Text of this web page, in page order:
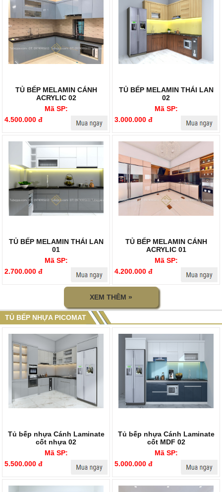
TỦ BẾP MELAMIN CÁNH
ACRYLIC 02
Mã SP:
4.500.000 đ
TỦ BẾP MELAMIN THÁI LAN
02
Mã SP:
3.000.000 đ
TỦ BẾP MELAMIN THÁI LAN
01
Mã SP:
2.700.000 đ
TỦ BẾP MELAMIN CÁNH
ACRYLIC 01
Mã SP:
4.200.000 đ
XEM THÊM »
TỦ BẾP NHỰA PICOMAT
Tủ bếp nhựa Cánh Laminate
cốt nhựa 02
Mã SP:
5.500.000 đ
Tủ bếp nhựa Cánh Laminate
cốt MDF 02
Mã SP:
5.000.000 đ